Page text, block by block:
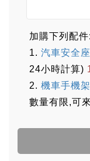
加購下列配件:
1. 汽車安全
24小時計算)
2. 機車手機架
數量有限,可